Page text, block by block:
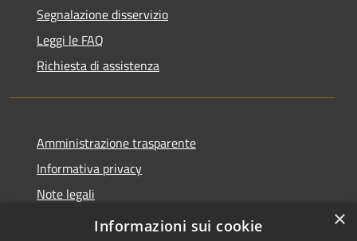
Segnalazione disservizio
Leggi le FAQ
Richiesta di assistenza
Amministrazione trasparente
Informativa privacy
Note legali
Dichiarazione di accessibilità
×
Informazioni sui cookie